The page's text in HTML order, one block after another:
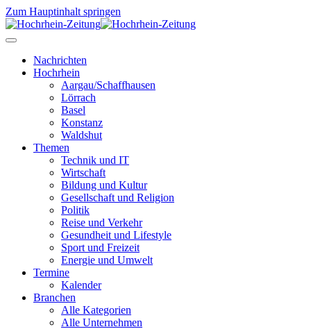
Zum Hauptinhalt springen
Nachrichten
Hochrhein
Aargau/Schaffhausen
Lörrach
Basel
Konstanz
Waldshut
Themen
Technik und IT
Wirtschaft
Bildung und Kultur
Gesellschaft und Religion
Politik
Reise und Verkehr
Gesundheit und Lifestyle
Sport und Freizeit
Energie und Umwelt
Termine
Kalender
Branchen
Alle Kategorien
Alle Unternehmen